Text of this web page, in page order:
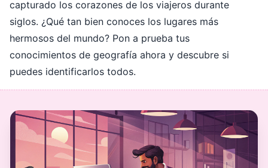
capturado los corazones de los viajeros durante
siglos. ¿Qué tan bien conoces los lugares más
hermosos del mundo? Pon a prueba tus
conocimientos de geografía ahora y descubre si
puedes identificarlos todos.